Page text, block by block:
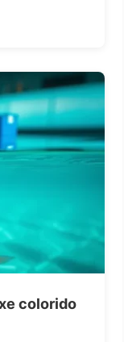
colorido